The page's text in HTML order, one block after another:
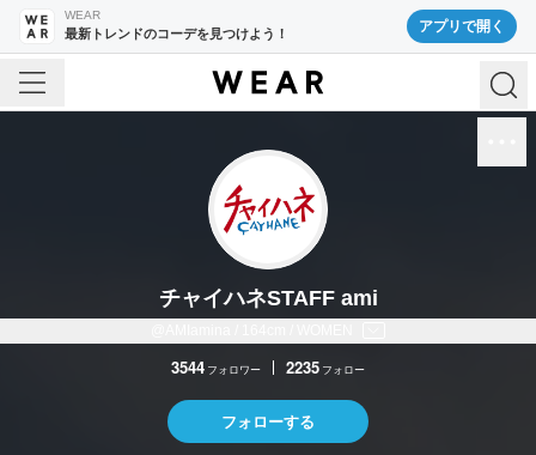
WEAR
最新トレンドのコーデを見つけよう！ アプリで開く
チャイハネSTAFF ami
3544 フォロワー 2235 フォロー
フォローする